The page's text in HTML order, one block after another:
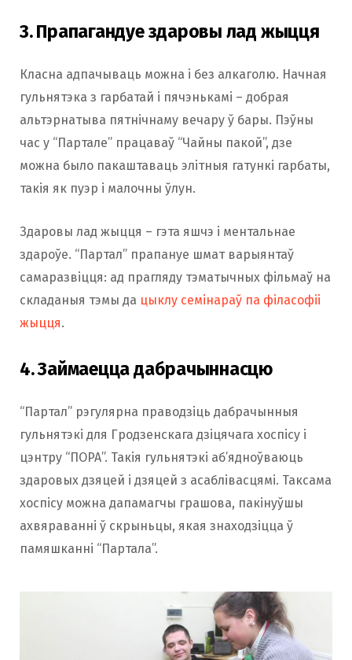
3. Прапагандуе здаровы лад жыцця
Класна адпачываць можна і без алкаголю. Начная
гульнятэка з гарбатай і пячэнькамі – добрая
альтэрнатыва пятнічнаму вечару ў бары. Пэўны
час у “Партале” працаваў “Чайны пакой”, дзе
можна было пакаштаваць элітныя гатункі гарбаты,
такія як пуэр і малочны ўлун.
Здаровы лад жыцця – гэта яшчэ і ментальнае
здароўе. “Партал” прапануе шмат варыянтаў
самаразвіцця: ад прагляду тэматычных фільмаў на
складаныя тэмы да цыклу семінараў па філасофіі
жыцця.
4. Займаецца дабрачыннасцю
“Партал” рэгулярна праводзіць дабрачынныя
гульнятэкі для Гродзенскага дзіцячага хоспісу і
цэнтру “ПОРА”. Такія гульнятэкі аб’ядноўваюць
здаровых дзяцей і дзяцей з асаблівасцямі. Таксама
хоспісу можна дапамагчы грашова, пакінуўшы
ахвяраванні ў скрыньцы, якая знаходзіцца ў
памяшканні “Партала”.